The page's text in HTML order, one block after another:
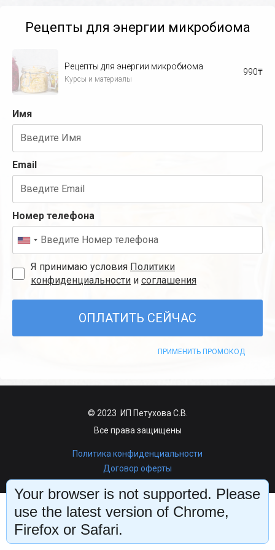
Рецепты для энергии микробиома
Рецепты для энергии микробиома
Курсы и материалы
990₸
Имя
Email
Номер телефона
Я принимаю условия Политики
конфиденциальности и соглашения
ОПЛАТИТЬ СЕЙЧАС
ПРИМЕНИТЬ ПРОМОКОД
© 2023 ИП Петухова С.В.
Все права защищены
Политика конфиденциальности
Договор оферты
Your browser is not supported. Please
use the latest version of Chrome,
Firefox or Safari.